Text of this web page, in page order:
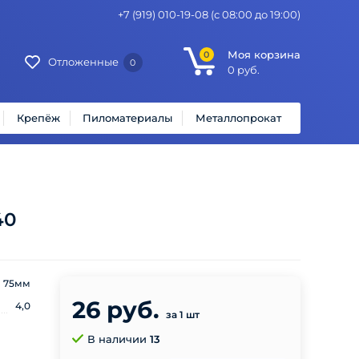
+7 (919) 010-19-08 (с 08:00 до 19:00)
Отложенные 0
0
Моя корзина
0 руб.
Крепёж Пиломатериалы Металлопрокат
75мм
4,0 26 руб. за 1 шт
В наличии 13